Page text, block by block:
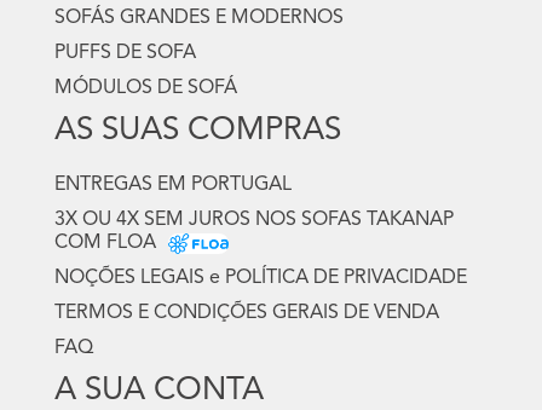
SOFÁS GRANDES E MODERNOS
PUFFS DE SOFA
MÓDULOS DE SOFÁ
AS SUAS COMPRAS
ENTREGAS EM PORTUGAL
3X OU 4X SEM JUROS NOS SOFAS TAKANAP
COM FLOA
NOÇÕES LEGAIS e POLÍTICA DE PRIVACIDADE
TERMOS E CONDIÇÕES GERAIS DE VENDA
FAQ
A SUA CONTA